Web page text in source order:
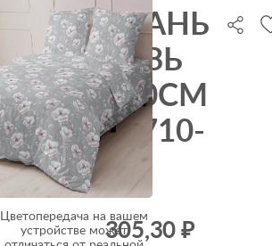
Цветопередача на вашем
устройстве может
ТКАНЬ
БЯЗЬ
150СМ
21710-
1
305,30 ₽